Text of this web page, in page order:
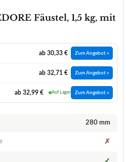
Fäustel, 1,5 kg, mit
ab 30,33 € Zum Angebot »
ab 32,71 € Zum Angebot »
ab 32,99 € Auf Lager Zum Angebot »
280 mm
✗